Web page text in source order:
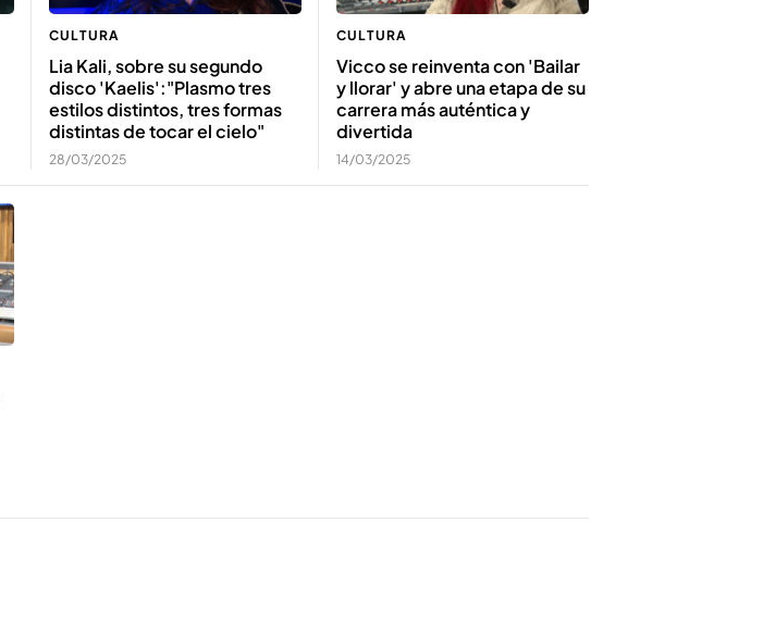
CULTURA
Lia Kali, sobre su segundo
disco 'Kaelis':"Plasmo tres
estilos distintos, tres formas
distintas de tocar el cielo"
28/03/2025
CULTURA
Vicco se reinventa con 'Bailar
y llorar' y abre una etapa de su
carrera más auténtica y
divertida
14/03/2025